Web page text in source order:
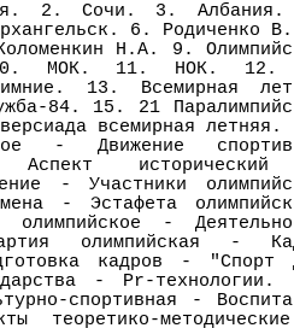
Сочи. 3. Албания.
6. Родиченко
Н.А. 9.
10. МОК. 11. НОК. 12.
13. Всемирная
84. 15. 21
всемирная летняя.
- Движение
Аспект
- Участники
- Эстафета
-
олимпийская -
кадров - "Спорт
- Pr-технологии.
спортивная -
теоретико-